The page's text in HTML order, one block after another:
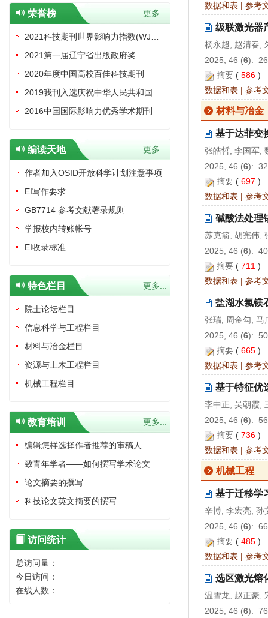
数据和表 | 参考
级联激光器
杨永超, 赵清春,
2025, 46 (6):
摘要 ( 586 )
数据和表 | 参考
材料与冶金
基于达菲变
张皓哲, 李国军,
2025, 46 (6):
摘要 ( 697 )
数据和表 | 参考
碱酸法处理
苏克箭, 胡宪伟,
2025, 46 (6):
摘要 ( 711 )
数据和表 | 参考
盐湖水氯镁
张瑞, 周金勾, 马
2025, 46 (6):
摘要 ( 665 )
数据和表 | 参考
基于特征优
李中正, 吴朝霞,
2025, 46 (6):
摘要 ( 736 )
数据和表 | 参考
机械工程
基于迁移学
辛博, 李宏亮, 孙
2025, 46 (6):
摘要 ( 485 )
数据和表 | 参考
选区激光熔
温雪龙, 赵正豪,
2025, 46 (6):
荣誉榜 更多...
2021第一届辽宁省出版政府奖
2020年度中国高校百佳科技期刊
2016中国国际影响力优秀学术期刊
编读天地 更多...
作者加入OSID开放科学计划注意事项
EI写作要求
GB7714 参考文献著录规则
学报校内转账帐号
EI收录标准
特色栏目 更多...
院士论坛栏目
信息科学与工程栏目
材料与冶金栏目
资源与土木工程栏目
机械工程栏目
教育培训 更多...
编辑怎样选择作者推荐的审稿人
致青年学者——如何撰写学术论文
论文摘要的撰写
科技论文英文摘要的撰写
访问统计
总访问量：
今日访问：
在线人数：